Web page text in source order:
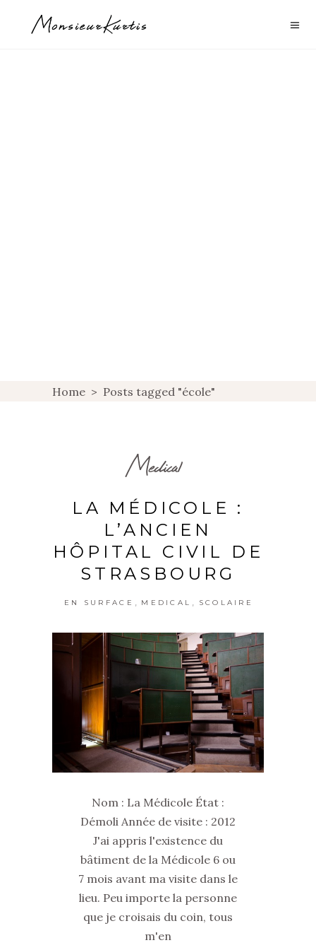
Home > Posts tagged "école"
Medical
LA MÉDICOLE :
L’ANCIEN
HÔPITAL CIVIL DE
STRASBOURG
EN SURFACE MEDICAL SCOLAIRE
Nom : La Médicole État :
Démoli Année de visite : 2012
J'ai appris l'existence du
bâtiment de la Médicole 6 ou
7 mois avant ma visite dans le
lieu. Peu importe la personne
que je croisais du coin, tous
m'en